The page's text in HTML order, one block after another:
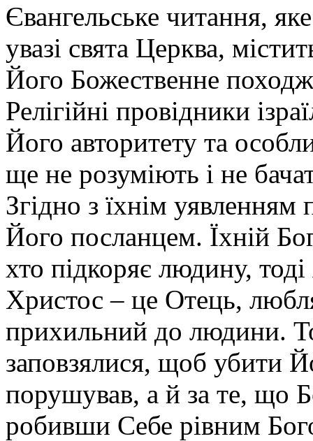
Євангельське читання,
увазі свята Церква,
Його Божественне
Релігійні провідники
Його авторитету та
ще не розуміють і не
Згідно з їхнім
Його посланцем. Їхній
хто підкоряє людину, тоді
Христос – це Отець,
прихильний до людини.
заповзялися, щоб убити
порушував, а й за те, що
робивши Себе рівним